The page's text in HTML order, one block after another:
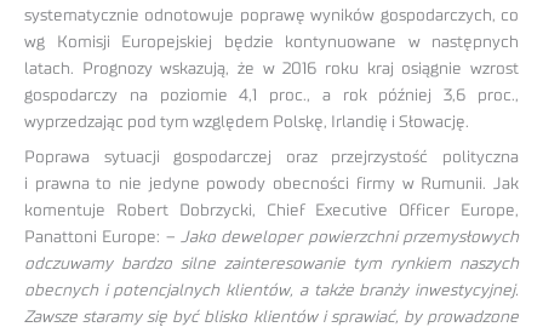
systematycznie odnotowuje poprawę wyników gospodarczych, co
wg Komisji Europejskiej będzie kontynuowane w następnych
latach. Prognozy wskazują, że w 2016 roku kraj osiągnie wzrost
gospodarczy na poziomie 4,1 proc., a rok później 3,6 proc.,
wyprzedzając pod tym względem Polskę, Irlandię i Słowację.
Poprawa sytuacji gospodarczej oraz przejrzystość polityczna
i prawna to nie jedyne powody obecności firmy w Rumunii. Jak
komentuje Robert Dobrzycki, Chief Executive Officer Europe,
Panattoni Europe: – Jako deweloper powierzchni przemysłowych
odczuwamy bardzo silne zainteresowanie tym rynkiem naszych
obecnych i potencjalnych klientów, a także branży inwestycyjnej.
Zawsze staramy się być blisko klientów i sprawiać, by prowadzone